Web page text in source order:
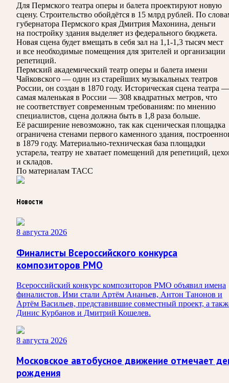
Для Пермского театра оперы и балета проектируют новую
сцену. Строительство обойдётся в 15 млрд рублей. По
губернатора Пермского края Дмитрия Махонина, деньги
на постройку здания выделяет из федерального бюджета.
Новая сцена будет вмещать в себя зал на 1,1-1,3 тысяч мест
и все необходимые помещения для зрителей и организации
репетиций.
Пермский академический театр оперы и балета имени
Чайковского — один из старейших музыкальных театров
России, он создан в 1870 году. Историческая сцена театра —
самая маленькая в России — 308 квадратных метров, что
не соответствует современным требованиям: по мнению
специалистов, сцена должна быть в 1,8 раза больше.
Её расширение невозможно, так как сценическая площадка
ограничена стенами первого каменного здания,
в 1879 году. Материально-техническая база площадки
устарела, театру не хватает помещений для репетиций,
и складов.
По материалам ТАСС
Новости
8 августа 2026
Финалисты Всероссийского конкурса
композиторов РМО
Всероссийский конкурс композиторов РМО объявил имена
финалистов. Ими стали Артём Ананьев, Антон Танонов и
Артём Васильев, представившие совместный проект, а
Динис Курбанов и Дмитрий Кошелев.
8 августа 2026
Московское автобусное движение отмечает
рождения